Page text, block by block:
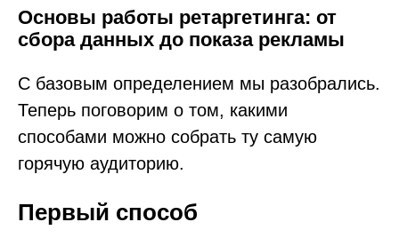
Основы работы ретаргетинга: от
сбора данных до показа рекламы
С базовым определением мы разобрались.
Теперь поговорим о том, какими
способами можно собрать ту самую
горячую аудиторию.
Первый способ